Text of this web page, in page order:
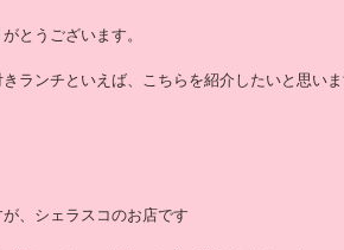
とうございます。
ランチといえば、こちらを紹介したいと思い
、シェラスコのお店です